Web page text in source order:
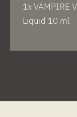
1x VAMPIRE
Liquid 10 ml